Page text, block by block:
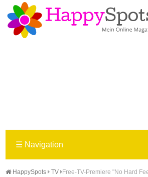
☰ Navigation
HappySpots TV
Free-TV-Premiere "No Hard